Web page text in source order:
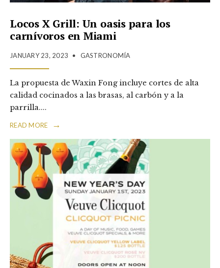
Locos X Grill: Un oasis para los
carnívoros en Miami
JANUARY 23, 2023 • GASTRONOMÍA
La propuesta de Waxin Fong incluye cortes de alta
calidad cocinados a las brasas, al carbón y a la
parrilla....
READ MORE →